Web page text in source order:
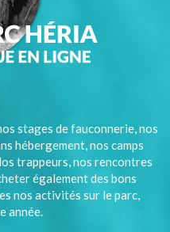
stages de fauconnerie, nos
hébergement, nos camps
trappeurs, nos rencontres
également des bons
nos activités sur le parc,
année.